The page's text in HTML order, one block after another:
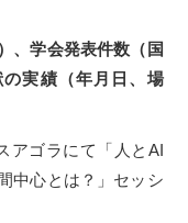
、学会発表件数（国
実績（年月日、場
アゴラにて「人とAI
中心とは？」セッシ